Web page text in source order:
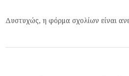
Δυστυχώς, η φόρμα σχολίων είναι